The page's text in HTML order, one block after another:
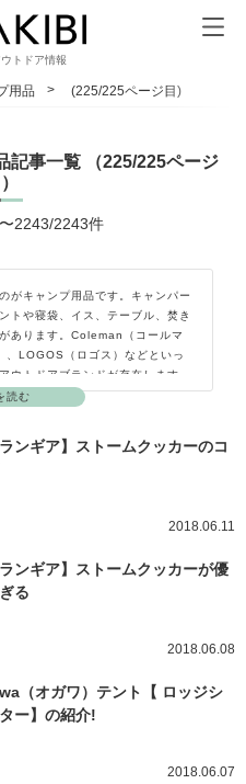
トドア情報
用品 (225/225ページ目)
記事一覧 （225/225ページ
2243/2243件
読む
がキャンプ用品です。キャンパー
トや寝袋、イス、テーブル、焚き
あります。Coleman（コールマ
LOGOS（ロゴス）などといっ
ウトドアブランドが存在します。
ブランドを立ち上げて自分のこだ
り、キャンプの楽しさが広がって
ャンプ用品）の種類やおすすめの
いきます。
ランギア】ストームクッカーのコ
2018.06.11
ランギア】ストームクッカーが優
る
2018.06.08
（オガワ）テント【 ロッジシ
ー】の紹介!
2018.06.07